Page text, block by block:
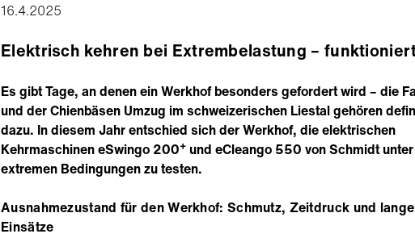
16.4.2025
Elektrisch kehren bei Extrembelastung –
Es gibt Tage, an denen ein Werkhof besonders gefordert wird – die
und der Chienbäsen Umzug im schweizerischen Liestal gehören
dazu. In diesem Jahr entschied sich der Werkhof, die elektrischen
Kehrmaschinen eSwingo 200+ und eCleango 550 von Schmidt
extremen Bedingungen zu testen.
Ausnahmezustand für den Werkhof: Schmutz, Zeitdruck und lange
Einsätze